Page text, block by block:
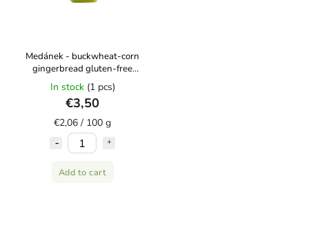
Medánek - buckwheat-corn
gingerbread gluten-free
170g
In stock (1 pcs)
€3,50
€2,06 / 100 g
Add to cart